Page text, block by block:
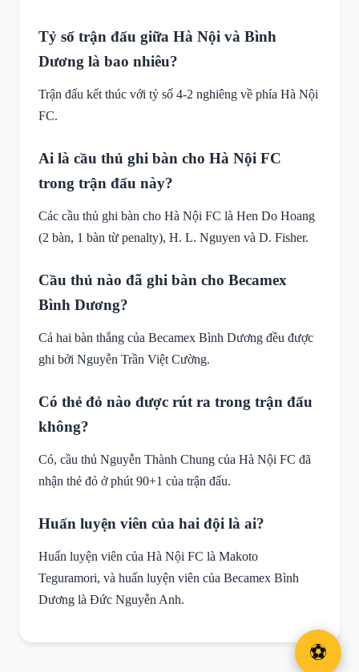
Tỷ số trận đấu giữa Hà Nội và Bình
Dương là bao nhiêu?
Trận đấu kết thúc với tỷ số 4-2 nghiêng về phía Hà Nội
FC.
Ai là cầu thủ ghi bàn cho Hà Nội FC
trong trận đấu này?
Các cầu thủ ghi bàn cho Hà Nội FC là Hen Do Hoang
(2 bàn, 1 bàn từ penalty), H. L. Nguyen và D. Fisher.
Cầu thủ nào đã ghi bàn cho Becamex
Bình Dương?
Cả hai bàn thắng của Becamex Bình Dương đều được
ghi bởi Nguyễn Trần Việt Cường.
Có thẻ đỏ nào được rút ra trong trận đấu
không?
Có, cầu thủ Nguyễn Thành Chung của Hà Nội FC đã
nhận thẻ đỏ ở phút 90+1 của trận đấu.
Huấn luyện viên của hai đội là ai?
Huấn luyện viên của Hà Nội FC là Makoto
Teguramori, và huấn luyện viên của Becamex Bình
Dương là Đức Nguyễn Anh.
⚽